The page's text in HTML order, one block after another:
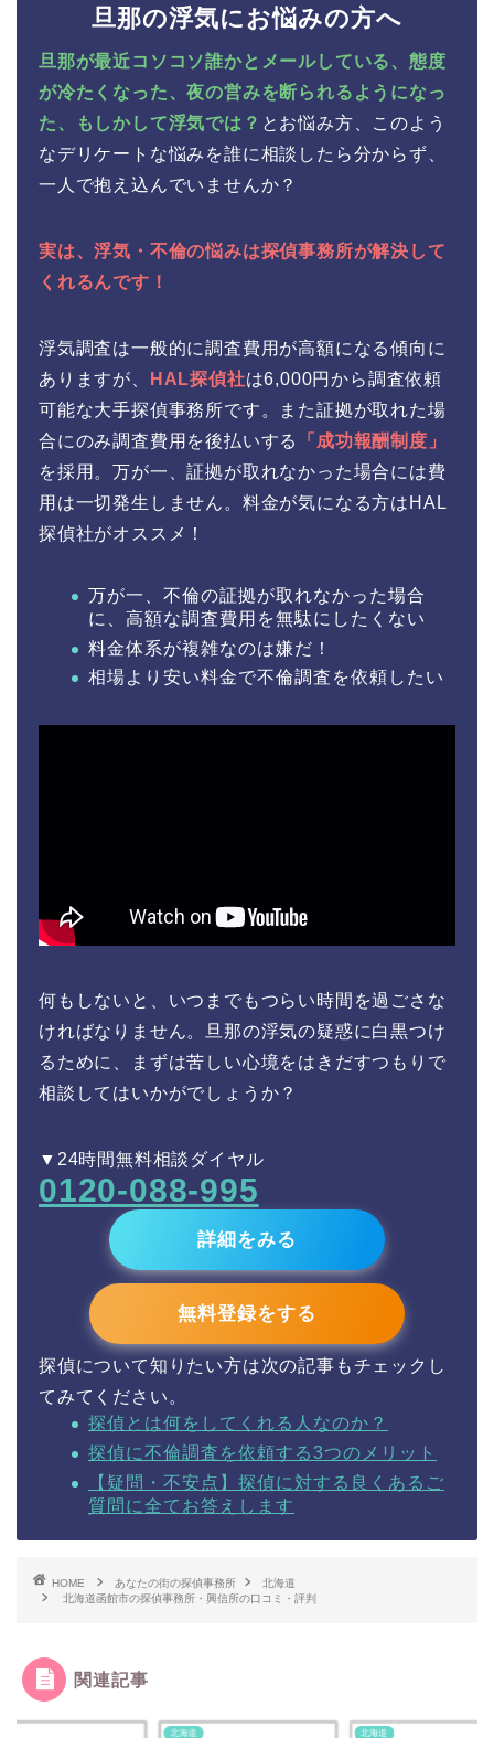
旦那の浮気にお悩みの方へ
旦那が最近コソコソ誰かとメールしている、態度
が冷たくなった、夜の営みを断られるようになっ
た、もしかして浮気では？ とお悩み方、このよう
なデリケートな悩みを誰に相談したら分からず、
一人で抱え込んでいませんか？
実は、浮気・不倫の悩みは探偵事務所が解決して
くれるんです！
浮気調査は一般的に調査費用が高額になる傾向に
ありますが、
HAL探偵社は6,000円から調査依頼
可能な大手探偵事務所です。また証拠が取れた場
合にのみ調査費用を後払いする
「成功報酬制度」
を採用。万が一、証拠が取れなかった場合には費
用は一切発生しません。料金が気になる方はHAL
探偵社がオススメ！
万が一、不倫の証拠が取れなかった場合
に、高額な調査費用を無駄にしたくない
料金体系が複雑なのは嫌だ！
相場より安い料金で不倫調査を依頼したい
何もしないと、いつまでもつらい時間を過ごさな
ければなりません。旦那の浮気の疑惑に白黒つけ
るために、まずは苦しい心境をはきだすつもりで
相談してはいかがでしょうか？
▼24時間無料相談ダイヤル
0120-088-995
詳細をみる
無料登録をする
探偵について知りたい方は次の記事もチェックし
てみてください。
探偵とは何をしてくれる人なのか？
探偵に不倫調査を依頼する3つのメリット
【疑問・不安点】探偵に対する良くあるご
質問に全てお答えします
HOME あなたの街の探偵事務所
北海道
北海道函館市の探偵事務所・興信所の口コミ・評判
関連記事
北海道 北海道